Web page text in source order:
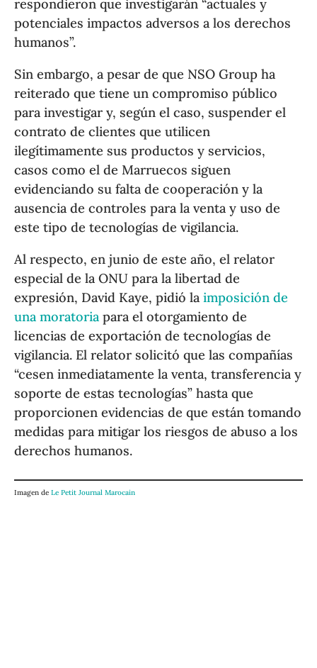
respondieron que investigarán “actuales y
potenciales impactos adversos a los derechos
humanos”.
Sin embargo, a pesar de que NSO Group ha
reiterado que tiene un compromiso público
para investigar y, según el caso, suspender el
contrato de clientes que utilicen
ilegítimamente sus productos y servicios,
casos como el de Marruecos siguen
evidenciando su falta de cooperación y la
ausencia de controles para la venta y uso de
este tipo de tecnologías de vigilancia.
Al respecto, en junio de este año, el relator
especial de la ONU para la libertad de
expresión, David Kaye, pidió laimposición de
una moratoria para el otorgamiento de
licencias de exportación de tecnologías de
vigilancia. El relator solicitó que las compañías
“cesen inmediatamente la venta, transferencia y
soporte de estas tecnologías” hasta que
proporcionen evidencias de que están tomando
medidas para mitigar los riesgos de abuso a los
derechos humanos.
Imagen deLe Petit Journal Marocain